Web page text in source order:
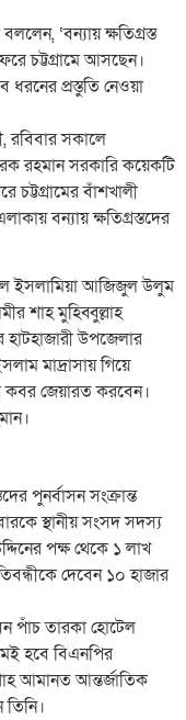
‘বন্যায় ক্ষতিগ্রস্ত
চট্টগ্রামে আসছেন।
প্রস্তুতি নেওয়া
রবিবার সকালে
রহমান সরকারি কয়েকটি
চট্টগ্রামের বাঁশখালী
বন্যায় ক্ষতিগ্রস্তদের
ইসলামিয়া আজিজুল উলুম
শাহ মুহিব্বুল্লাহ
উপজেলার
মাদ্রাসায় গিয়ে
কবর জেয়ারত করবেন।
পুনর্বাসন সংক্রান্ত
স্থানীয় সংসদ সদস্য
পক্ষ থেকে ১ লাখ
দেবেন ১০ হাজার
পাঁচ তারকা হোটেল
হবে বিএনপির
আমানত আন্তর্জাতিক